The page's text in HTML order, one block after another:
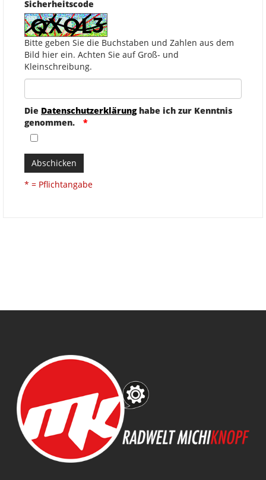
Sicherheitscode
Bitte geben Sie die Buchstaben und Zahlen aus dem
Bild hier ein. Achten Sie auf Groß- und
Kleinschreibung.
Die Datenschutzerklärunghabe ich zur Kenntnis
genommen.
Abschicken
* = Pflichtangabe